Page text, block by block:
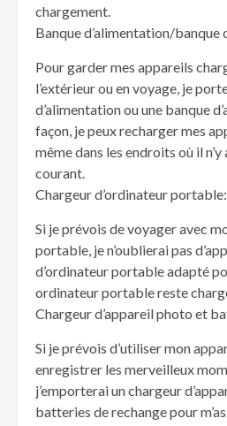
chargement.
Banque d’alimentation/banque
Pour garder mes appareils
l’extérieur ou en voyage, je
d’alimentation ou une banque
façon, je peux recharger mes
même dans les endroits où il n’y
courant.
Chargeur d’ordinateur portable:
Si je prévois de voyager avec
portable, je n’oublierai pas
d’ordinateur portable adapté
ordinateur portable reste
Chargeur d’appareil photo et
Si je prévois d’utiliser mon
enregistrer les merveilleux
j’emporterai un chargeur
batteries de rechange pour